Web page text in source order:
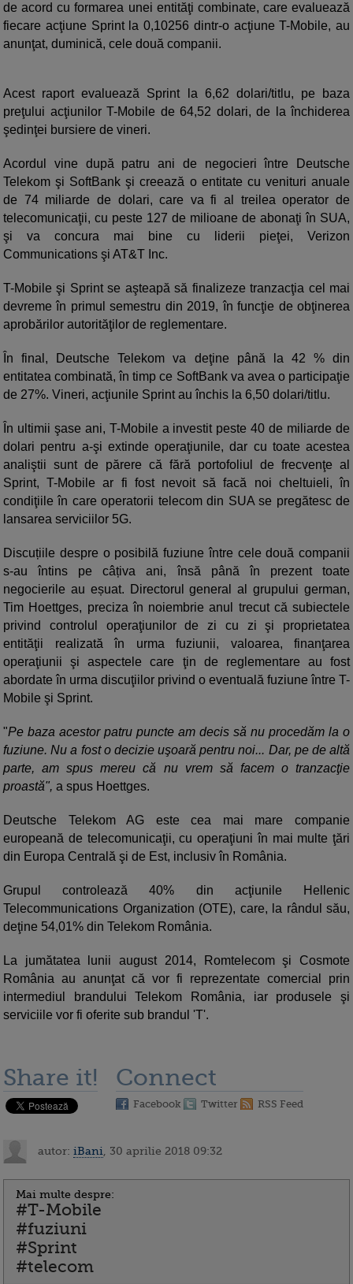
de acord cu formarea unei entităţi combinate, care evaluează
fiecare acţiune Sprint la 0,10256 dintr-o acţiune T-Mobile, au
anunţat, duminică, cele două companii.
Acest raport evaluează Sprint la 6,62 dolari/titlu, pe baza
preţului acţiunilor T-Mobile de 64,52 dolari, de la închiderea
şedinţei bursiere de vineri.
Acordul vine după patru ani de negocieri între Deutsche
Telekom şi SoftBank şi creează o entitate cu venituri anuale
de 74 miliarde de dolari, care va fi al treilea operator de
telecomunicaţii, cu peste 127 de milioane de abonaţi în SUA,
şi va concura mai bine cu liderii pieţei, Verizon
Communications şi AT&T Inc.
T-Mobile şi Sprint se aşteapă să finalizeze tranzacţia cel mai
devreme în primul semestru din 2019, în funcţie de obţinerea
aprobărilor autorităţilor de reglementare.
În final, Deutsche Telekom va deţine până la 42 % din
entitatea combinată, în timp ce SoftBank va avea o participaţie
de 27%. Vineri, acţiunile Sprint au închis la 6,50 dolari/titlu.
În ultimii şase ani, T-Mobile a investit peste 40 de miliarde de
dolari pentru a-şi extinde operaţiunile, dar cu toate acestea
analiştii sunt de părere că fără portofoliul de frecvenţe al
Sprint, T-Mobile ar fi fost nevoit să facă noi cheltuieli, în
condiţiile în care operatorii telecom din SUA se pregătesc de
lansarea serviciilor 5G.
Discuțiile despre o posibilă fuziune între cele două companii
s-au întins pe câțiva ani, însă până în prezent toate
negocierile au eșuat. Directorul general al grupului german,
Tim Hoettges, preciza în noiembrie anul trecut că subiectele
privind controlul operaţiunilor de zi cu zi şi proprietatea
entităţii realizată în urma fuziunii, valoarea, finanţarea
operaţiunii şi aspectele care ţin de reglementare au fost
abordate în urma discuţiilor privind o eventuală fuziune între T-
Mobile şi Sprint.
"Pe baza acestor patru puncte am decis să nu procedăm la o
fuziune. Nu a fost o decizie uşoară pentru noi... Dar, pe de altă
parte, am spus mereu că nu vrem să facem o tranzacţie
proastă", a spus Hoettges.
Deutsche Telekom AG este cea mai mare companie
europeană de telecomunicaţii, cu operaţiuni în mai multe ţări
din Europa Centrală şi de Est, inclusiv în România.
Grupul controlează 40% din acţiunile Hellenic
Telecommunications Organization (OTE), care, la rândul său,
deţine 54,01% din Telekom România.
La jumătatea lunii august 2014, Romtelecom şi Cosmote
România au anunţat că vor fi reprezentate comercial prin
intermediul brandului Telekom România, iar produsele şi
serviciile vor fi oferite sub brandul 'T'.
Share it! Connect
Facebook Twitter RSS Feed
autor: iBani , 30 aprilie 2018 09:32
Mai multe despre:
#T-Mobile
#fuziuni
#Sprint
#telecom